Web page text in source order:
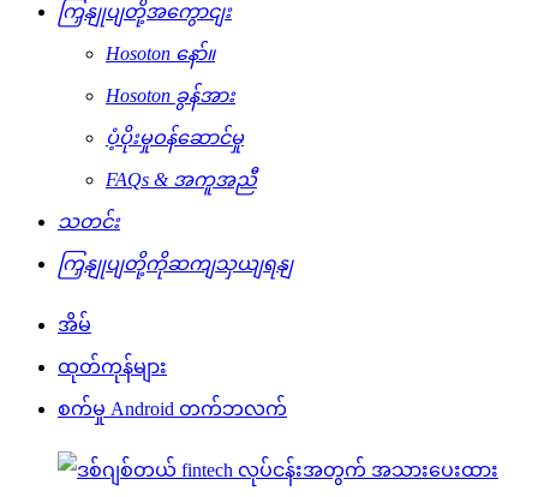
ကြှနျုပျတို့အကွောငျး
Hosoton နော်။
Hosoton ခွန်အား
ပံ့ပိုးမှုဝန်ဆောင်မှု
FAQs & အကူအညီ
သတင်း
ကြှနျုပျတို့ကိုဆကျသှယျရနျ
အိမ်
ထုတ်ကုန်များ
စက်မှု Android တက်ဘလက်